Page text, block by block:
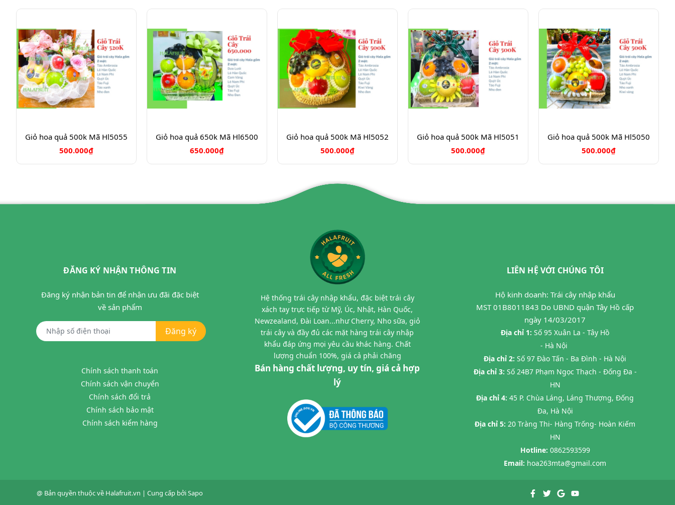
Giỏ hoa quả 500k Mã Hl5055
500.000₫
Giỏ hoa quả 650k Mã Hl6500
650.000₫
Giỏ hoa quả 500k Mã Hl5052
500.000₫
Giỏ hoa quả 500k Mã Hl5051
500.000₫
Giỏ hoa quả 500k Mã Hl5050
500.000₫
ĐĂNG KÝ NHẬN THÔNG TIN
Đăng ký nhận bản tin để nhận ưu đãi đặc biệt
về sản phẩm
Đăng ký
Chính sách thanh toán
Chính sách vận chuyển
Chính sách đổi trả
Chính sách bảo mật
Chính sách kiểm hàng
Hệ thống trái cây nhập khẩu, đặc biệt trái cây
xách tay trực tiếp từ Mỹ, Úc, Nhật, Hàn Quốc,
Newzealand, Đài Loan...như Cherry, Nho sữa, giỏ
trái cây và đầy đủ các mặt hàng trái cây nhập
khẩu đáp ứng mọi yêu cầu khác hàng. Chất
lượng chuẩn 100%, giá cả phải chăng
Bán hàng chất lượng, uy tín, giá cả hợp
lý
LIÊN HỆ VỚI CHÚNG TÔI
Hộ kinh doanh: Trái cây nhập khẩu
MST 01B8011843 Do UBND quận Tây Hồ cấp
ngày 14/03/2017
Địa chỉ 1: Số 95 Xuân La - Tây Hồ
- Hà Nội
Địa chỉ 2: Số 97 Đào Tấn - Ba Đình - Hà Nội
Địa chỉ 3: Số 24B7 Phạm Ngọc Thạch - Đống Đa -
HN
Địa chỉ 4: 45 P. Chùa Láng, Láng Thượng, Đống
Đa, Hà Nội
Địa chỉ 5: 20 Tràng Thi- Hàng Trống- Hoàn Kiếm
HN
Hotline: 0862593599
Email: hoa263mta@gmail.com
@ Bản quyền thuộc về Halafruit.vn | Cung cấp bởiSapo